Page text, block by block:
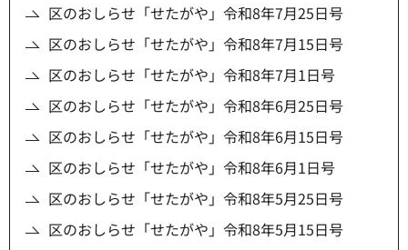
区のおしらせ「せたがや」令和8年7月25日号
区のおしらせ「せたがや」令和8年7月15日号
区のおしらせ「せたがや」令和8年7月1日号
区のおしらせ「せたがや」令和8年6月25日号
区のおしらせ「せたがや」令和8年6月15日号
区のおしらせ「せたがや」令和8年6月1日号
区のおしらせ「せたがや」令和8年5月25日号
区のおしらせ「せたがや」令和8年5月15日号